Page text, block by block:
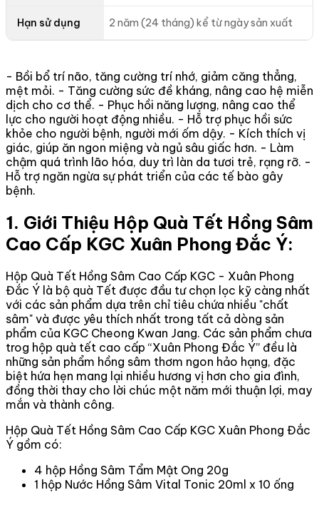
Hạn sử dụng 2 năm (24 tháng) kể từ ngày sản xuất
- Bồi bổ trí não, tăng cường trí nhớ, giảm căng thẳng,
mệt mỏi. - Tăng cường sức đề kháng, nâng cao hệ miễn
dịch cho cơ thể. - Phục hồi năng lượng, nâng cao thể
lực cho người hoạt động nhiều. - Hỗ trợ phục hồi sức
khỏe cho người bệnh, người mới ốm dậy. - Kích thích vị
giác, giúp ăn ngon miệng và ngủ sâu giấc hơn. - Làm
chậm quá trình lão hóa, duy trì làn da tươi trẻ, rạng rỡ. -
Hỗ trợ ngăn ngừa sự phát triển của các tế bào gây
bệnh.
1. Giới Thiệu Hộp Quà Tết Hồng Sâm
Cao Cấp KGC Xuân Phong Đắc Ý:
Hộp Quà Tết Hồng Sâm Cao Cấp KGC - Xuân Phong
Đắc Ý là bộ quà Tết được đầu tư chọn lọc kỹ càng nhất
với các sản phẩm dựa trên chỉ tiêu chứa nhiều "chất
sâm" và được yêu thích nhất trong tất cả dòng sản
phẩm của KGC Cheong Kwan Jang. Các sản phẩm chưa
trog hộp quà tết cao cấp “Xuân Phong Đắc Ý” đều là
những sản phẩm hồng sâm thơm ngon hảo hạng, đặc
biệt hứa hẹn mang lại nhiều hương vị hơn cho gia đình,
đồng thời thay cho lời chúc một năm mới thuận lợi, may
mắn và thành công.
Hộp Quà Tết Hồng Sâm Cao Cấp KGC Xuân Phong Đắc
Ý gồm có:
4 hộp Hồng Sâm Tẩm Mật Ong 20g
1 hộp Nước Hồng Sâm Vital Tonic 20ml x 10 ống